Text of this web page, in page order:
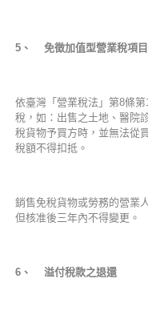
5 、 免徵加值型營業稅項目
依臺灣「營業稅法」第8條
稅，如：出售之土地、醫院
稅貨物予買方時，並無法從
稅額不得扣抵。
銷售免稅貨物或勞務的營業
但核准後三年內不得變更。
6 、 溢付稅款之退還